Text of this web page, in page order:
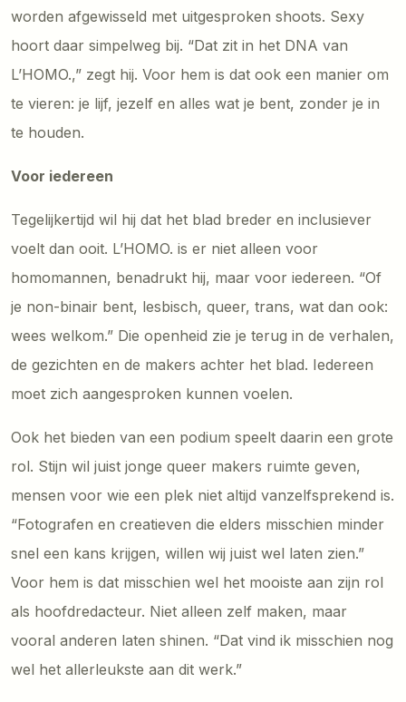
worden afgewisseld met uitgesproken shoots. Sexy
hoort daar simpelweg bij. “Dat zit in het DNA van
L’HOMO.,” zegt hij. Voor hem is dat ook een manier om
te vieren: je lijf, jezelf en alles wat je bent, zonder je in
te houden.
Voor iedereen
Tegelijkertijd wil hij dat het blad breder en inclusiever
voelt dan ooit. L’HOMO. is er niet alleen voor
homomannen, benadrukt hij, maar voor iedereen. “Of
je non-binair bent, lesbisch, queer, trans, wat dan ook:
wees welkom.” Die openheid zie je terug in de verhalen,
de gezichten en de makers achter het blad. Iedereen
moet zich aangesproken kunnen voelen.
Ook het bieden van een podium speelt daarin een grote
rol. Stijn wil juist jonge queer makers ruimte geven,
mensen voor wie een plek niet altijd vanzelfsprekend is.
“Fotografen en creatieven die elders misschien minder
snel een kans krijgen, willen wij juist wel laten zien.”
Voor hem is dat misschien wel het mooiste aan zijn rol
als hoofdredacteur. Niet alleen zelf maken, maar
vooral anderen laten shinen. “Dat vind ik misschien nog
wel het allerleukste aan dit werk.”